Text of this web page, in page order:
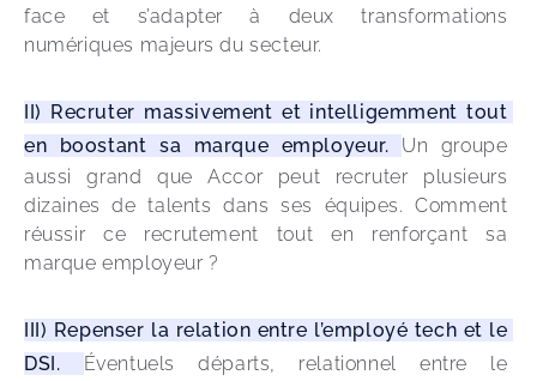
face et s’adapter à deux transformations
numériques majeurs du secteur.
II) Recruter massivement et intelligemment tout
en boostant sa marque employeur. Un groupe
aussi grand que Accor peut recruter plusieurs
dizaines de talents dans ses équipes. Comment
réussir ce recrutement tout en renforçant sa
marque employeur ?
III) Repenser la relation entre l’employé tech et le
DSI. Éventuels départs, relationnel entre le